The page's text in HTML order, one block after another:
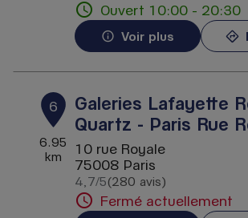
Ouvert 10:00 - 20:30
Voir plus
6
6.95
km
Galeries Lafayette
Quartz - Paris Rue
10 rue Royale
75008 Paris
4,7/5 Note de 4.7 sur 5
(280 avis)
Fermé actuellement